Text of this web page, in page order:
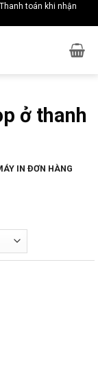
Thanh toán khi nhận
ở thanh
IN ĐƠN HÀNG